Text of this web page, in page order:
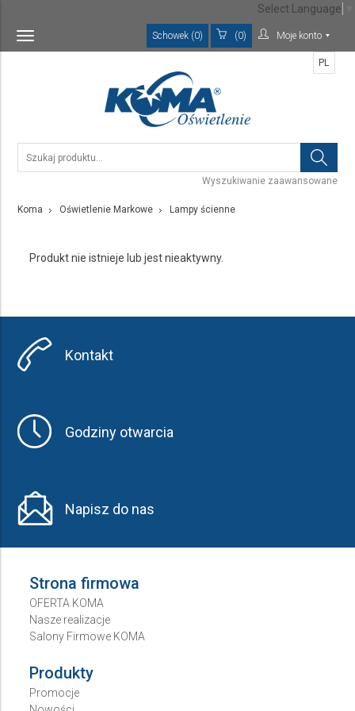
Toggle
navigation
Schowek (0) (0) Moje konto
Wyszukiwanie zaawansowane
PL
Koma Oświetlenie Markowe Lampy ścienne
Produkt nie istnieje lub jest nieaktywny.
Kontakt
Godziny otwarcia
Napisz do nas
Strona firmowa
OFERTA KOMA
Nasze realizacje
Salony Firmowe KOMA
Produkty
Promocje
Select Language